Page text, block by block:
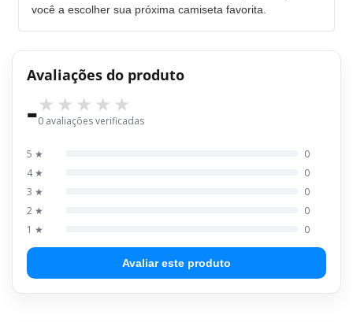
você a escolher sua próxima camiseta favorita.
Avaliações do produto
-0 avaliações verificadas
5 ★
0
4 ★
0
3 ★
0
2 ★
0
1 ★
0
Avaliar este produto